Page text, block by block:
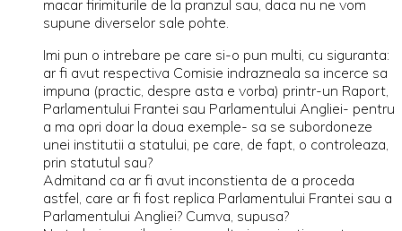
macar firimiturile de la pranzul sau, daca nu ne vom
supune diverselor sale pohte.
Imi pun o intrebare pe care si-o pun multi, cu siguranta:
ar fi avut respectiva Comisie indrazneala sa incerce sa
impuna (practic, despre asta e vorba) printr-un Raport,
Parlamentului Frantei sau Parlamentului Angliei- pentru
a ma opri doar la doua exemple- sa se subordoneze
unei institutii a statului, pe care, de fapt, o controleaza,
prin statutul sau?
Admitand ca ar fi avut inconstienta de a proceda
astfel, care ar fi fost replica Parlamentului Frantei sau a
Parlamentului Angliei? Cumva, supusa?